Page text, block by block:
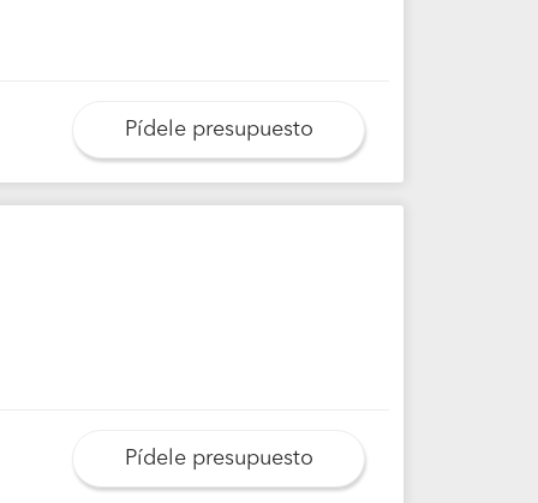
Pídele presupuesto
Pídele presupuesto